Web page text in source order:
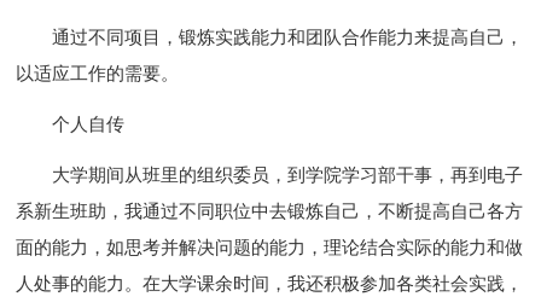
通过不同项目，锻炼实践能力和团队合作能力来提高自己，
以适应工作的需要。
个人自传
大学期间从班里的组织委员，到学院学习部干事，再到电子
系新生班助，我通过不同职位中去锻炼自己，不断提高自己各方
面的能力，如思考并解决问题的能力，理论结合实际的能力和做
人处事的能力。在大学课余时间，我还积极参加各类社会实践，